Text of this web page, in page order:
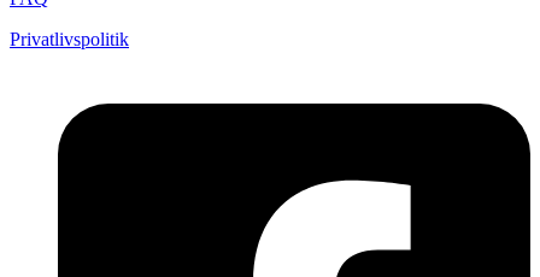
Privatlivspolitik